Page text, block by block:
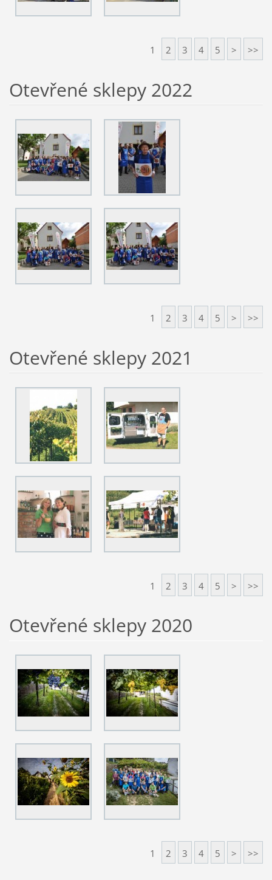
1 2 3 4 5 > >>
Otevřené sklepy 2022
1 2 3 4 5 > >>
Otevřené sklepy 2021
1 2 3 4 5 > >>
Otevřené sklepy 2020
1 2 3 4 5 > >>